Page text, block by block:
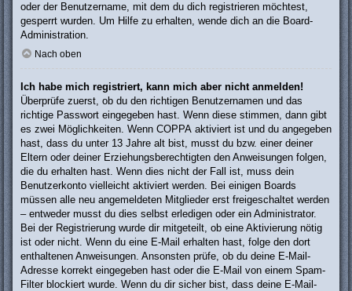
oder der Benutzername, mit dem du dich registrieren möchtest,
gesperrt wurden. Um Hilfe zu erhalten, wende dich an die Board-
Administration.
Nach oben
Ich habe mich registriert, kann mich aber nicht anmelden!
Überprüfe zuerst, ob du den richtigen Benutzernamen und das
richtige Passwort eingegeben hast. Wenn diese stimmen, dann gibt
es zwei Möglichkeiten. Wenn COPPA aktiviert ist und du angegeben
hast, dass du unter 13 Jahre alt bist, musst du bzw. einer deiner
Eltern oder deiner Erziehungsberechtigten den Anweisungen folgen,
die du erhalten hast. Wenn dies nicht der Fall ist, muss dein
Benutzerkonto vielleicht aktiviert werden. Bei einigen Boards
müssen alle neu angemeldeten Mitglieder erst freigeschaltet werden
– entweder musst du dies selbst erledigen oder ein Administrator.
Bei der Registrierung wurde dir mitgeteilt, ob eine Aktivierung nötig
ist oder nicht. Wenn du eine E-Mail erhalten hast, folge den dort
enthaltenen Anweisungen. Ansonsten prüfe, ob du deine E-Mail-
Adresse korrekt eingegeben hast oder die E-Mail von einem Spam-
Filter blockiert wurde. Wenn du dir sicher bist, dass deine E-Mail-